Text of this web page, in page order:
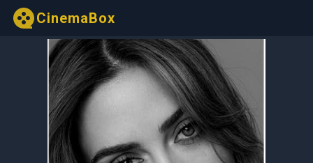
CinemaBox